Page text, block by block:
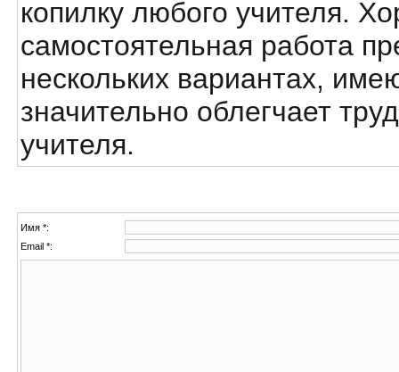
копилку любого учителя.
самостоятельная работа
нескольких вариантах,
значительно облегчает
учителя.
Имя *:
Email *: